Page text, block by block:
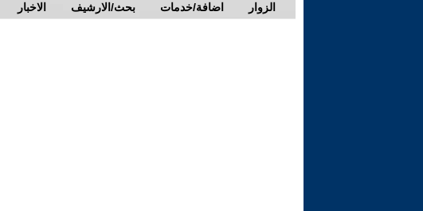
الاخبار بحث/الارشيف اضافة/خدمات الزوار